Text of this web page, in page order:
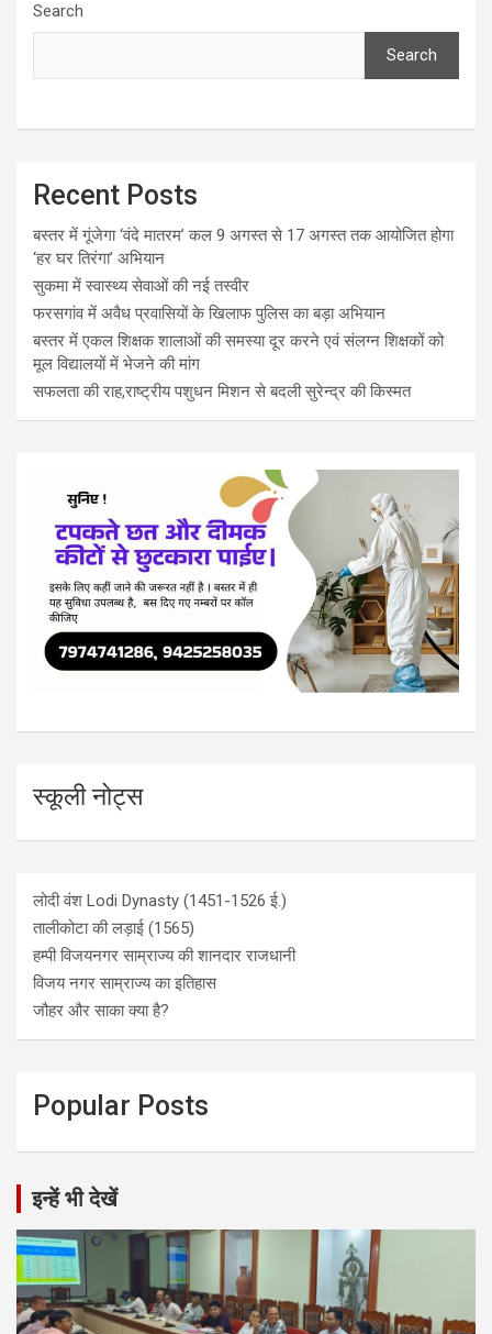
Search
Search
Recent Posts
बस्तर में गूंजेगा ‘वंदे मातरम’ कल 9 अगस्त से 17 अगस्त तक आयोजित होगा
‘हर घर तिरंगा’ अभियान
सुकमा में स्वास्थ्य सेवाओं की नई तस्वीर
फरसगांव में अवैध प्रवासियों के खिलाफ पुलिस का बड़ा अभियान
बस्तर में एकल शिक्षक शालाओं की समस्या दूर करने एवं संलग्न शिक्षकों को
मूल विद्यालयों में भेजने की मांग
सफलता की राह,राष्ट्रीय पशुधन मिशन से बदली सुरेन्द्र की किस्मत
स्कूली नोट्स
लोदी वंश Lodi Dynasty (1451-1526 ई.)
तालीकोटा की लड़ाई (1565)
हम्पी विजयनगर साम्राज्य की शानदार राजधानी
विजय नगर साम्राज्य का इतिहास
जौहर और साका क्या है?
Popular Posts
इन्हें भी देखें